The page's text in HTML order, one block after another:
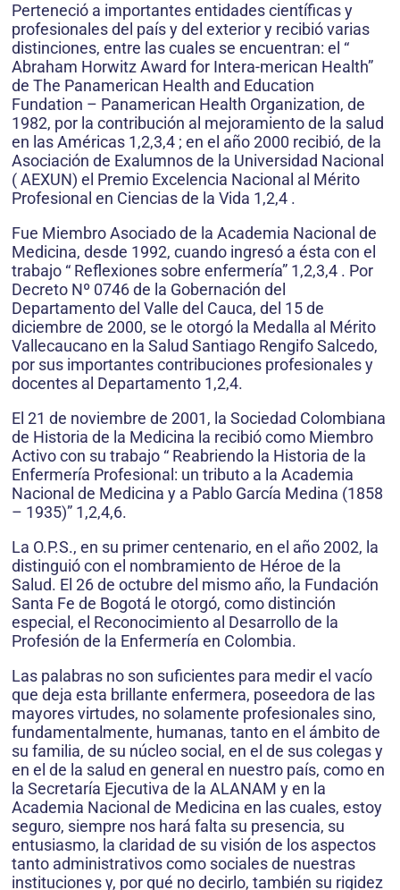
Perteneció a importantes entidades científicas y
profesionales del país y del exterior y recibió varias
distinciones, entre las cuales se encuentran: el “
Abraham Horwitz Award for Intera-merican Health”
de The Panamerican Health and Education
Fundation – Panamerican Health Organization, de
1982, por la contribución al mejoramiento de la salud
en las Américas 1,2,3,4 ; en el año 2000 recibió, de la
Asociación de Exalumnos de la Universidad Nacional
( AEXUN) el Premio Excelencia Nacional al Mérito
Profesional en Ciencias de la Vida 1,2,4 .
Fue Miembro Asociado de la Academia Nacional de
Medicina, desde 1992, cuando ingresó a ésta con el
trabajo “ Reflexiones sobre enfermería” 1,2,3,4 . Por
Decreto Nº 0746 de la Gobernación del
Departamento del Valle del Cauca, del 15 de
diciembre de 2000, se le otorgó la Medalla al Mérito
Vallecaucano en la Salud Santiago Rengifo Salcedo,
por sus importantes contribuciones profesionales y
docentes al Departamento 1,2,4.
El 21 de noviembre de 2001, la Sociedad Colombiana
de Historia de la Medicina la recibió como Miembro
Activo con su trabajo “ Reabriendo la Historia de la
Enfermería Profesional: un tributo a la Academia
Nacional de Medicina y a Pablo García Medina (1858
– 1935)” 1,2,4,6.
La O.P.S., en su primer centenario, en el año 2002, la
distinguió con el nombramiento de Héroe de la
Salud. El 26 de octubre del mismo año, la Fundación
Santa Fe de Bogotá le otorgó, como distinción
especial, el Reconocimiento al Desarrollo de la
Profesión de la Enfermería en Colombia.
Las palabras no son suficientes para medir el vacío
que deja esta brillante enfermera, poseedora de las
mayores virtudes, no solamente profesionales sino,
fundamentalmente, humanas, tanto en el ámbito de
su familia, de su núcleo social, en el de sus colegas y
en el de la salud en general en nuestro país, como en
la Secretaría Ejecutiva de la ALANAM y en la
Academia Nacional de Medicina en las cuales, estoy
seguro, siempre nos hará falta su presencia, su
entusiasmo, la claridad de su visión de los aspectos
tanto administrativos como sociales de nuestras
instituciones y, por qué no decirlo, también su rigidez